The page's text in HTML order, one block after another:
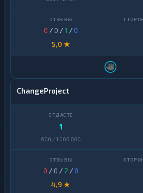
0 / 0 /1 /0
5,0 ★
ChangeProject
1
600 / 1 000 000
0 / 0 / 2 /0
4,9 ★